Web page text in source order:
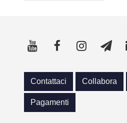
Contattaci Collabora
Pagamenti